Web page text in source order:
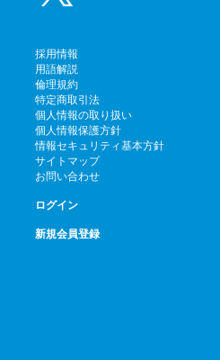
採用情報
用語解説
倫理規約
特定商取引法
個人情報の取り扱い
個人情報保護方針
情報セキュリティ基本方針
サイトマップ
お問い合わせ
ログイン
新規会員登録